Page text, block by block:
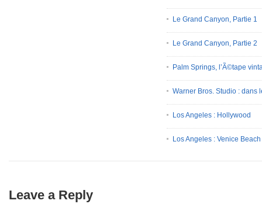
Le Grand Canyon, Partie 1
Le Grand Canyon, Partie 2
Palm Springs, l’Ã©tape
Warner Bros. Studio : dans
Los Angeles : Hollywood
Los Angeles : Venice
Leave a Reply